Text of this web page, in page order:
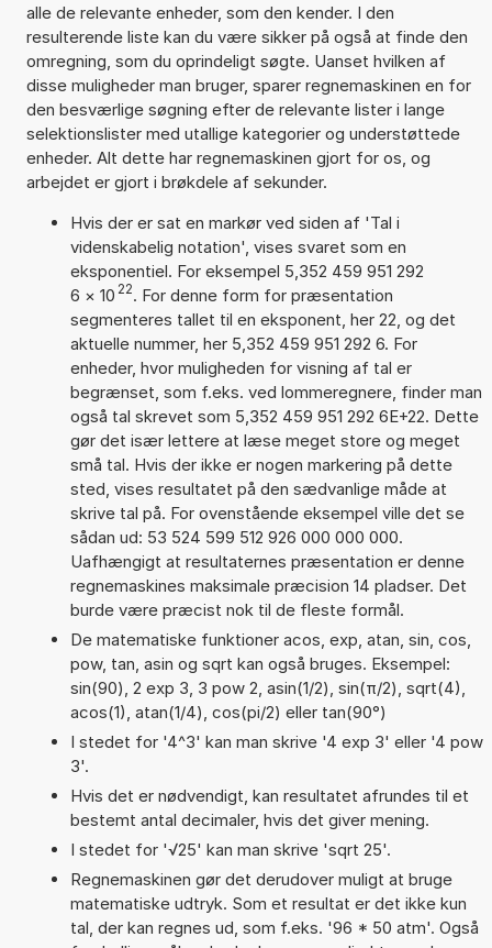
alle de relevante enheder, som den kender. I den
resulterende liste kan du være sikker på også at finde den
omregning, som du oprindeligt søgte. Uanset hvilken af
disse muligheder man bruger, sparer regnemaskinen en for
den besværlige søgning efter de relevante lister i lange
selektionslister med utallige kategorier og understøttede
enheder. Alt dette har regnemaskinen gjort for os, og
arbejdet er gjort i brøkdele af sekunder.
Hvis der er sat en markør ved siden af 'Tal i
videnskabelig notation', vises svaret som en
eksponentiel. For eksempel 5,352 459 951 292
6 × 10 22. For denne form for præsentation
segmenteres tallet til en eksponent, her 22, og det
aktuelle nummer, her 5,352 459 951 292 6. For
enheder, hvor muligheden for visning af tal er
begrænset, som f.eks. ved lommeregnere, finder man
også tal skrevet som 5,352 459 951 292 6E+22. Dette
gør det især lettere at læse meget store og meget
små tal. Hvis der ikke er nogen markering på dette
sted, vises resultatet på den sædvanlige måde at
skrive tal på. For ovenstående eksempel ville det se
sådan ud: 53 524 599 512 926 000 000 000.
Uafhængigt at resultaternes præsentation er denne
regnemaskines maksimale præcision 14 pladser. Det
burde være præcist nok til de fleste formål.
De matematiske funktioner acos, exp, atan, sin, cos,
pow, tan, asin og sqrt kan også bruges. Eksempel:
sin(90), 2 exp 3, 3 pow 2, asin(1/2), sin(π/2), sqrt(4),
acos(1), atan(1/4), cos(pi/2) eller tan(90°)
I stedet for '4^3' kan man skrive '4 exp 3' eller '4 pow
3'.
Hvis det er nødvendigt, kan resultatet afrundes til et
bestemt antal decimaler, hvis det giver mening.
I stedet for '√25' kan man skrive 'sqrt 25'.
Regnemaskinen gør det derudover muligt at bruge
matematiske udtryk. Som et resultat er det ikke kun
tal, der kan regnes ud, som f.eks. '96 * 50 atm'. Også